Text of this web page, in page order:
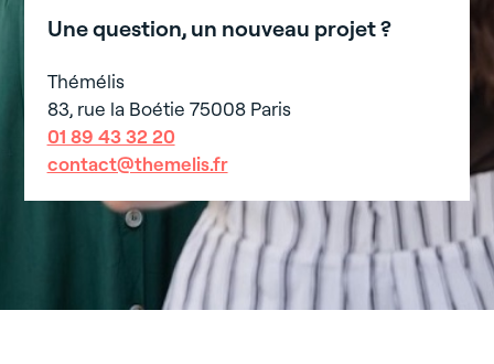
Une question, un nouveau projet ?
Thémélis
83, rue la Boétie 75008 Paris
01 89 43 32 20
contact@themelis.fr